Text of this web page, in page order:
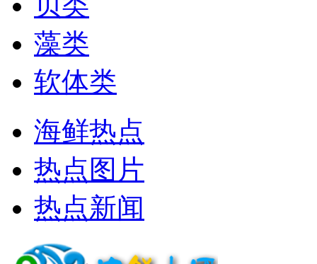
藻类
软体类
海鲜热点
热点图片
热点新闻